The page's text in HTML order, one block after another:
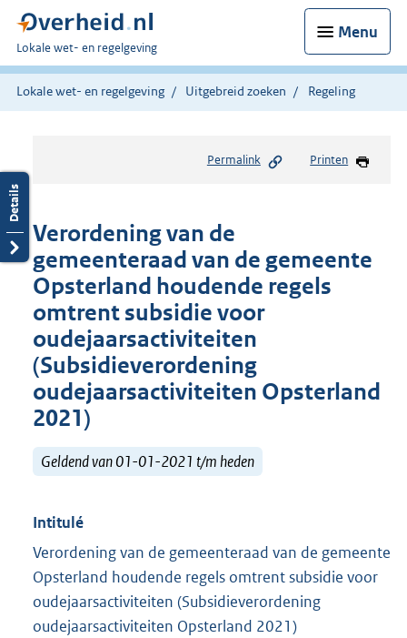
Menu
U
bent
hier:
Lokale wet- en regelgeving
Lokale wet- en regelgeving Uitgebreid zoeken Regeling
Permalink Printen
Verordening van de
gemeenteraad van de gemeente
Opsterland houdende regels
omtrent subsidie voor
oudejaarsactiviteiten
(Subsidieverordening
oudejaarsactiviteiten Opsterland
2021)
Geldend van 01-01-2021 t/m heden
Intitulé
Verordening van de gemeenteraad van de gemeente
Opsterland houdende regels omtrent subsidie voor
oudejaarsactiviteiten (Subsidieverordening
oudejaarsactiviteiten Opsterland 2021)